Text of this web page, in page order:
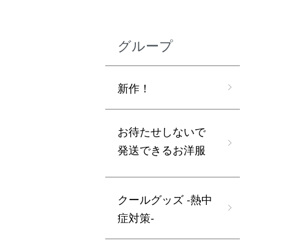
グループ
新作！
お待たせしないで
発送できるお洋服
クールグッズ -熱中
症対策-